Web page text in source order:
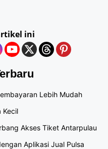
ini
Lebih Mudah
Kecil
Akses Tiket Antarpulau
Aplikasi Jual Pulsa